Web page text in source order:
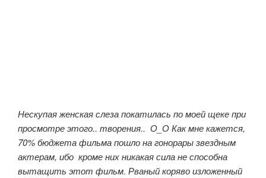
Нескупая женская слеза покатилась по моей щеке при
просмотре этого.. творения.. О_О Как мне кажется,
70% бюджета фильма пошло на гонорары звездным
актерам, ибо кроме них никакая сила не способна
вытащить этот фильм. Рваный коряво изложенный